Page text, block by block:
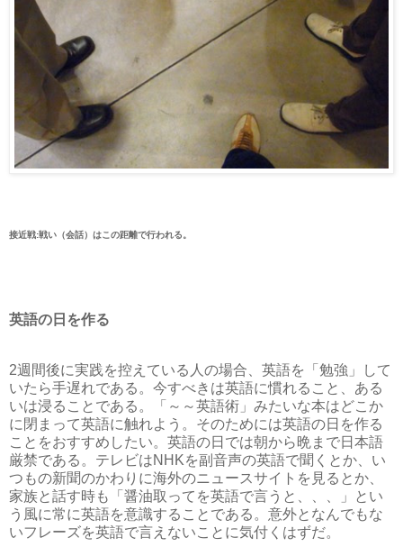
接近戦:戦い（会話）はこの距離で行われる。
英語の日を作る
2週間後に実践を控えている人の場合、英語を「勉強」して
いたら手遅れである。今すべきは英語に慣れること、ある
いは浸ることである。「～～英語術」みたいな本はどこか
に閉まって英語に触れよう。そのためには英語の日を作る
ことをおすすめしたい。英語の日では朝から晩まで日本語
厳禁である。テレビはNHKを副音声の英語で聞くとか、い
つもの新聞のかわりに海外のニュースサイトを見るとか、
家族と話す時も「醤油取ってを英語で言うと、、、」とい
う風に常に英語を意識することである。意外となんでもな
いフレーズを英語で言えないことに気付くはずだ。